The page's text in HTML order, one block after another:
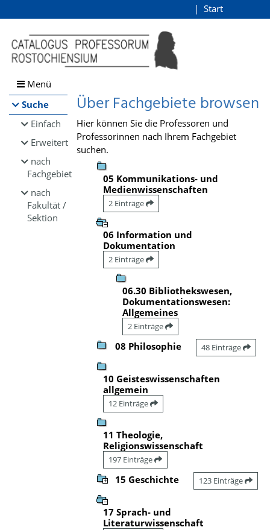
Browsen
direkt zum Inhalt
Start
Menü
Suche
Einfach
Erweitert
nach
Fachgebiet
nach
Fakultät /
Sektion
Über Fachgebiete browsen
Hier können Sie die Professoren und
Professorinnen nach Ihrem Fachgebiet
suchen.
05 Kommunikations- und
Medienwissenschaften
2 Einträge
06 Information und
Dokumentation
2 Einträge
06.30 Bibliothekswesen,
Dokumentationswesen:
Allgemeines
2 Einträge
08 Philosophie 48 Einträge
10 Geisteswissenschaften
allgemein
12 Einträge
11 Theologie,
Religionswissenschaft
197 Einträge
15 Geschichte 123 Einträge
17 Sprach- und
Literaturwissenschaft